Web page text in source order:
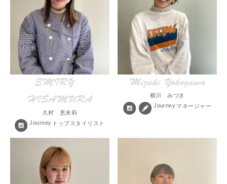
EMIRY
HISAMURA
久村 恵未莉
Journey トップスタイリスト
Mizuki Yokogawa
横川 みづき
Journey マネージャー